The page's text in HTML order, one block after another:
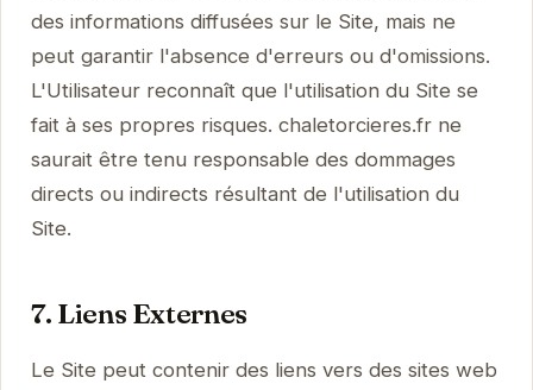
des informations diffusées sur le Site, mais ne
peut garantir l'absence d'erreurs ou d'omissions.
L'Utilisateur reconnaît que l'utilisation du Site se
fait à ses propres risques. chaletorcieres.fr ne
saurait être tenu responsable des dommages
directs ou indirects résultant de l'utilisation du
Site.
7. Liens Externes
Le Site peut contenir des liens vers des sites web